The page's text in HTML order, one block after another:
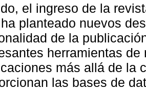
el ingreso de la
planteado nuevos
de la
herramientas
más allá de la
las bases de